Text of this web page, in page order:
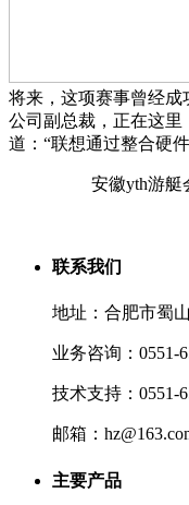
将来，这项赛事曾经
公司副总裁，正在这
道：“联想通过整合硬
安徽yth游艇
联系我们
地址：合肥市蜀
业务咨询：0551-
技术支持：0551-
邮箱：
主要产品